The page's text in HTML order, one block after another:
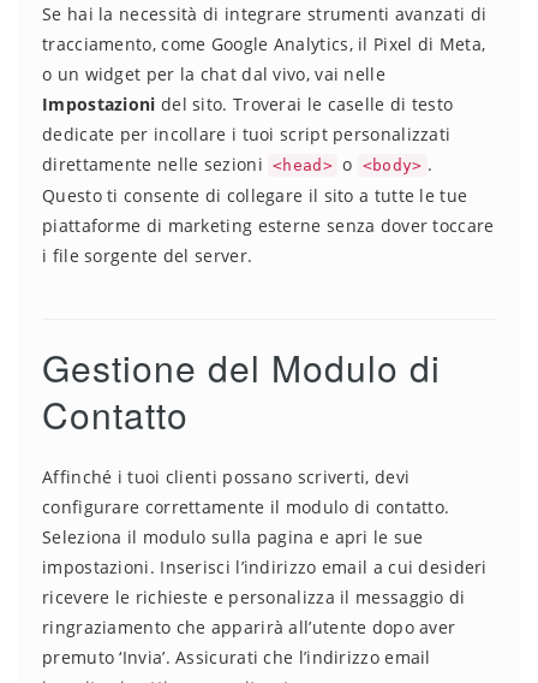
Se hai la necessità di integrare strumenti avanzati di
tracciamento, come Google Analytics, il Pixel di Meta,
o un widget per la chat dal vivo, vai nelle
Impostazioni del sito. Troverai le caselle di testo
dedicate per incollare i tuoi script personalizzati
direttamente nelle sezioni
<head> o <body> .
Questo ti consente di collegare il sito a tutte le tue
piattaforme di marketing esterne senza dover toccare
i file sorgente del server.
Gestione del Modulo di
Contatto
Affinché i tuoi clienti possano scriverti, devi
configurare correttamente il modulo di contatto.
Seleziona il modulo sulla pagina e apri le sue
impostazioni. Inserisci l’indirizzo email a cui desideri
ricevere le richieste e personalizza il messaggio di
ringraziamento che apparirà all’utente dopo aver
premuto ‘Invia’. Assicurati che l’indirizzo email